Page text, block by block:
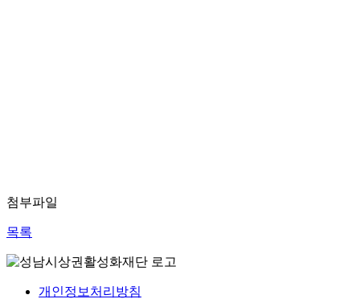
첨부파일
목록
개인정보처리방침